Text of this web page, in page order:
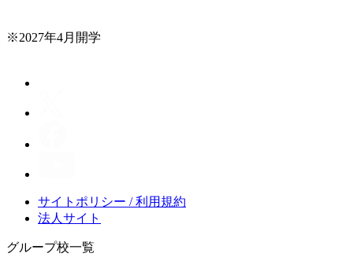
※2027年4月開学
サイトポリシー / 利用規約
法人サイト
グループ校一覧